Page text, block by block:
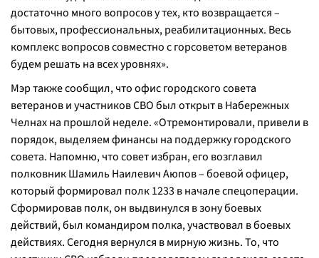
достаточно много вопросов у тех, кто возвращается –
бытовых, профессиональных, реабилитационных. Весь
комплекс вопросов совместно с горсоветом ветеранов
будем решать на всех уровнях».
Мэр также сообщил, что офис городского совета
ветеранов и участников СВО был открыт в Набережных
Челнах на прошлой неделе. «Отремонтировали, привели в
порядок, выделяем финансы на поддержку городского
совета. Напомню, что совет избран, его возглавил
полковник Шамиль Наилевич Аюпов – боевой офицер,
который формировал полк 1233 в начале спецоперации.
Сформировав полк, он выдвинулся в зону боевых
действий, был командиром полка, участвовал в боевых
действиях. Сегодня вернулся в мирную жизнь. То, что